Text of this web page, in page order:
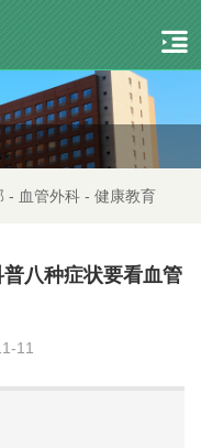
- 血管外科 - 健康教育
普八种症状要看血管
11